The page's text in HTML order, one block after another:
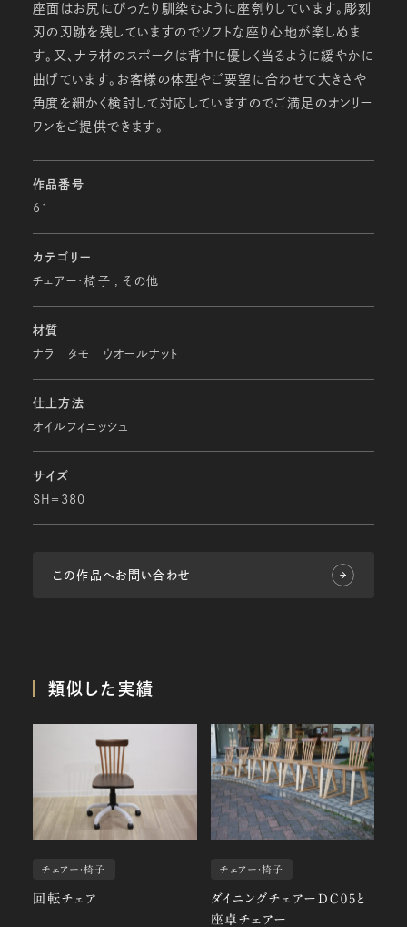
座面はお尻にぴったり馴染むように座刳りしています。彫刻
刃の刃跡を残していますのでソフトな座り心地が楽しめま
す。又、ナラ材のスポークは背中に優しく当るように緩やかに
曲げています。お客様の体型やご要望に合わせて大きさや
角度を細かく検討して対応していますのでご満足のオンリー
ワンをご提供できます。
作品番号
61
カテゴリー
チェアー・椅子 その他
材質
ナラ タモ ウオールナット
仕上方法
オイルフィニッシュ
サイズ
ＳＨ＝380
この作品へお問い合わせ
類似した実績
チェアー・椅子
回転チェア
チェアー・椅子
ダイニングチェアーDC05と
座卓チェアー